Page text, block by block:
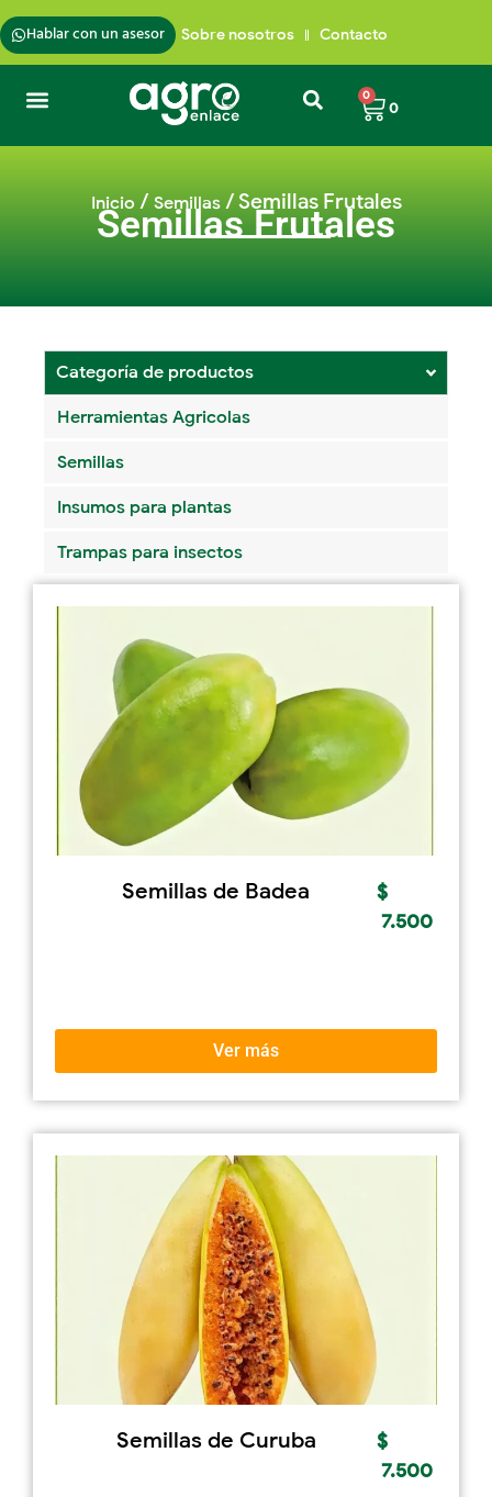
Hablar con un asesor Sobre nosotros Contacto
0
0
Inicio / Semillas/ Semillas Frutales
Semillas Frutales
Categoría de productos
Herramientas Agricolas
Semillas
Insumos para plantas
Trampas para insectos
Semillas de Badea
$
7.500
Ver más
Semillas de Curuba
$
7.500